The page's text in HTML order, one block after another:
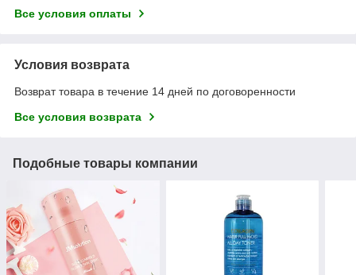
Все условия оплаты
Условия возврата
Возврат товара в течение 14 дней по договоренности
Все условия возврата
Подобные товары компании